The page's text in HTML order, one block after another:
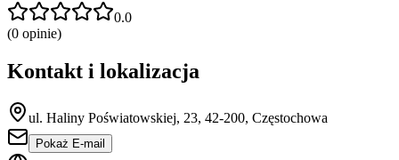
0.0
(0 opinie)
Kontakt i lokalizacja
ul. Haliny Poświatowskiej, 23, 42-200, Częstochowa
Pokaż E-mail